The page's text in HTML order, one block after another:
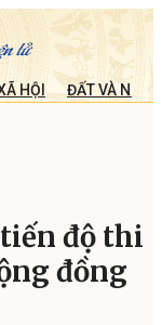
HỘI ĐẤT VÀ
độ thi
đồng